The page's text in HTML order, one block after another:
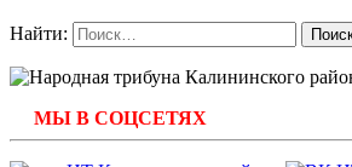
Найти:
МЫ В СОЦСЕТЯХ